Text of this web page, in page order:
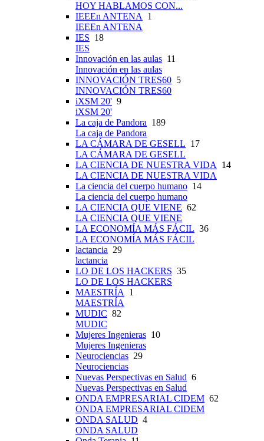
HOY HABLAMOS CON...
IEEEn ANTENA
1
IEEEn ANTENA
IES 18
IES
Innovación en las aulas 11
Innovación en las aulas
INNOVACIÓN TRES60 5
INNOVACIÓN TRES60
iXSM 20' 9
iXSM 20'
La caja de Pandora 189
La caja de Pandora
LA CÁMARA DE GESELL 17
LA CÁMARA DE GESELL
LA CIENCIA DE NUESTRA VIDA
14
LA CIENCIA DE NUESTRA VIDA
La ciencia del cuerpo humano 14
La ciencia del cuerpo humano
LA CIENCIA QUE VIENE 62
LA CIENCIA QUE VIENE
LA ECONOMÍA MÁS FÁCIL 36
LA ECONOMÍA MÁS FÁCIL
lactancia 29
lactancia
LO DE LOS HACKERS 35
LO DE LOS HACKERS
MAESTRÍA
1
MAESTRÍA
MUDIC 82
MUDIC
Mujeres Ingenieras 10
Mujeres Ingenieras
Neurociencias 29
Neurociencias
Nuevas Perspectivas en Salud 6
Nuevas Perspectivas en Salud
ONDA EMPRESARIAL CIDEM 62
ONDA EMPRESARIAL CIDEM
ONDA SALUD 4
ONDA SALUD